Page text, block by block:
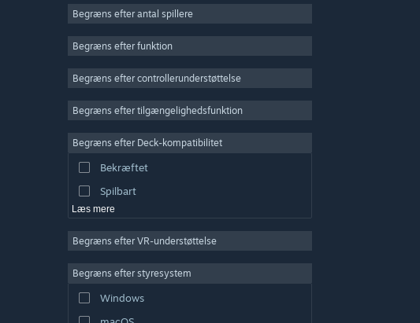
Indie
Simulation
Videoproduktion
Billedredigering
Begræns efter antal spillere
Begræns efter funktion
Begræns efter controllerunderstøttelse
Begræns efter tilgængelighedsfunktion
Begræns efter Deck-kompatibilitet
Bekræftet
Spilbart
Læs mere
Begræns efter VR-understøttelse
Begræns efter styresystem
Windows